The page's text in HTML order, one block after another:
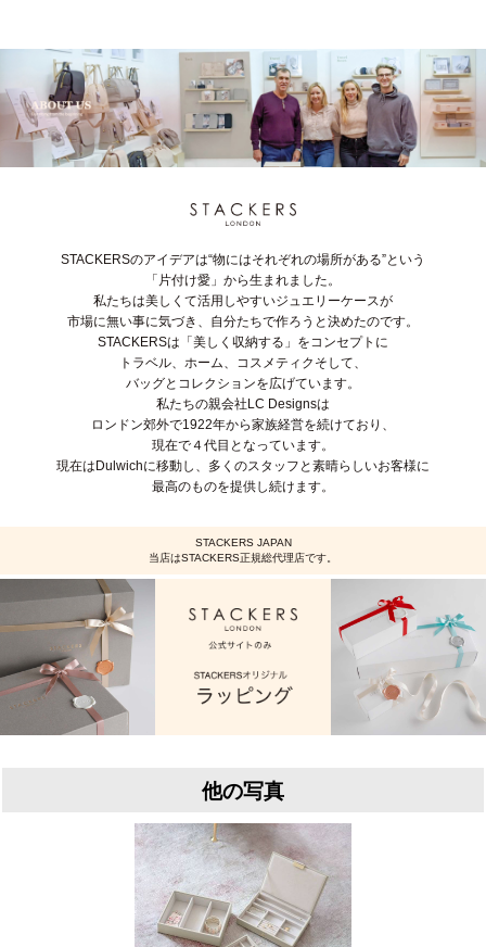
STACKERSのアイデアは“物にはそれぞれの場所がある”という
「片付け愛」から生まれました。
私たちは美しくて活用しやすいジュエリーケースが
市場に無い事に気づき、自分たちで作ろうと決めたのです。
STACKERSは「美しく収納する」をコンセプトに
トラベル、ホーム、コスメティクそして、
バッグとコレクションを広げています。
私たちの親会社LC Designsは
ロンドン郊外で1922年から家族経営を続けており、
現在で４代目となっています。
現在はDulwichに移動し、多くのスタッフと素晴らしいお客様に
最高のものを提供し続けます。
STACKERS JAPAN
当店はSTACKERS正規総代理店です。
他の写真